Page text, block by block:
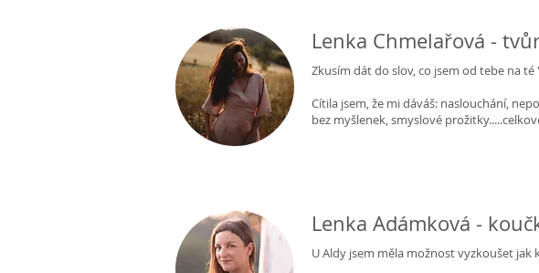
Lenka Chmelařová -
Zkusím dát do slov, co jsem od tebe na
Cítila jsem, že mi dáváš: naslouchání,
bez myšlenek, smyslové
Lenka Adámková -
U Aldy jsem měla možnost vyzkoušet